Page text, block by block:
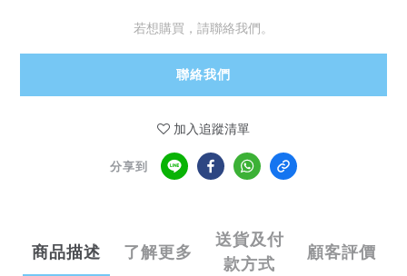
若想購買，請聯絡我們。
聯絡我們
加入追蹤清單
分享到
商品描述 了解更多
送貨及付
款方式
顧客評價